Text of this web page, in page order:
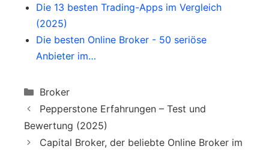
Die 13 besten Trading-Apps im Vergleich
(2025)
Die besten Online Broker - 50 seriöse
Anbieter im…
Categories
Broker
Pepperstone Erfahrungen – Test und
Bewertung (2025)
Capital Broker, der beliebte Online Broker im